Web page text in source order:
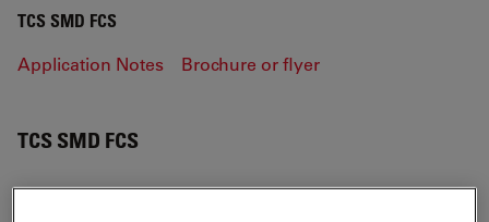
TCS SMD FCS
Application Notes Brochure or flyer
TCS SMD FCS